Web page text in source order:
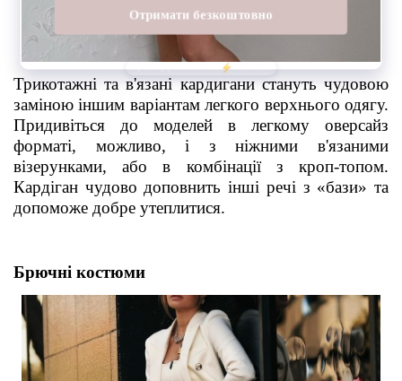
Трикотажні та в'язані кардигани стануть чудовою
заміною іншим варіантам легкого верхнього одягу.
Придивіться до моделей в легкому оверсайз
форматі, можливо, і з ніжними в'язаними
візерунками, або в комбінації з кроп-топом.
Кардіган чудово доповнить інші речі з «бази» та
допоможе добре утеплитися.
Брючні костюми